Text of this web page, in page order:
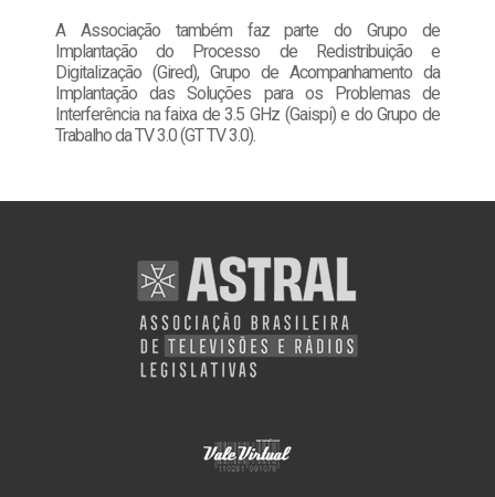
A Associação também faz parte do Grupo de
Implantação do Processo de Redistribuição e
Digitalização (Gired), Grupo de Acompanhamento da
Implantação das Soluções para os Problemas de
Interferência na faixa de 3.5 GHz (Gaispi) e do Grupo de
Trabalho da TV 3.0 (GT TV 3.0).